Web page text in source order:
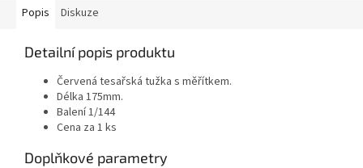
Popis Diskuze
Detailní popis produktu
Červená tesařská tužka s měřítkem.
Délka 175mm.
Balení 1/144
Cena za 1 ks
Doplňkové parametry